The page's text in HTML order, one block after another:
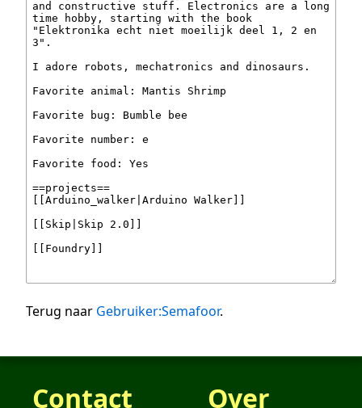
Terug naar Gebruiker:Semafoor.
Contact Over